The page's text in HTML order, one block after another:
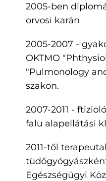
2005-ben
orvosi karán
2005-2007 -
OKTMO
"Pulmonology
szakon.
2007-2011 -
falu alapellátási
2011-től
Egészségügyi